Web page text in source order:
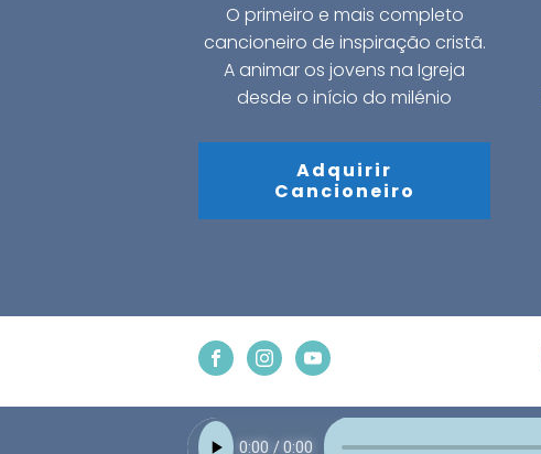
O primeiro e mais completo
cancioneiro de inspiração cristã.
A animar os jovens na Igreja
desde o início do milénio
Adquirir
Cancioneiro